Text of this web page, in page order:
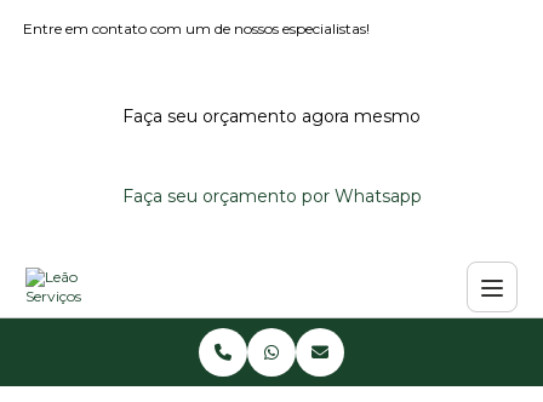
Entre em contato com um de nossos especialistas!
Faça seu orçamento agora mesmo
Faça seu orçamento por Whatsapp